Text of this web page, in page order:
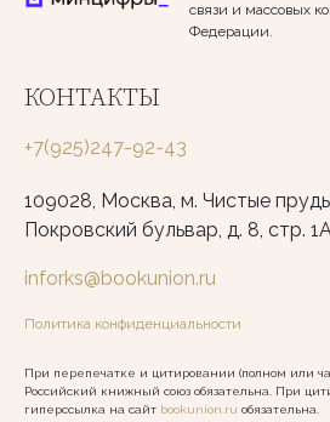
связи и массовых
Федерации.
КОНТАКТЫ
+7(925)247-92-43
109028, Москва, м. Чистые
Покровский бульвар, д. 8, стр.
inforks@bookunion.ru
Политика конфиденциальности
При перепечатке и цитировании (полном или
Российский книжный союз обязательна. При
гиперссылка на сайт bookunion.ru обязательна.